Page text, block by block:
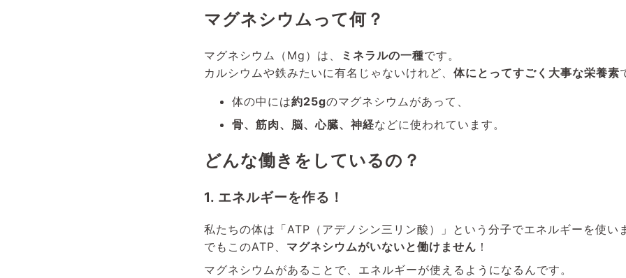
マグネシウムって何？
マグネシウム（Mg）は、 ミネラルの一種です。
カルシウムや鉄みたいに有名じゃないけれど、 体にとってすごく大事な栄養素
体の中には約25gのマグネシウムがあって、
骨、筋肉、脳、心臓、神経などに使われています。
どんな働きをしているの？
1. エネルギーを作る！
私たちの体は「ATP（アデノシン三リン酸）」という分子でエネルギーを使い
でもこのATP、 マグネシウムがいないと働けません ！
マグネシウムがあることで、エネルギーが使えるようになるんです。